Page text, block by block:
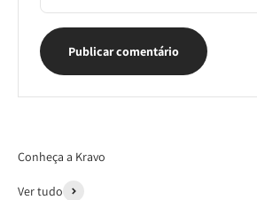
Publicar comentário
Conheça a Kravo
Ver tudo